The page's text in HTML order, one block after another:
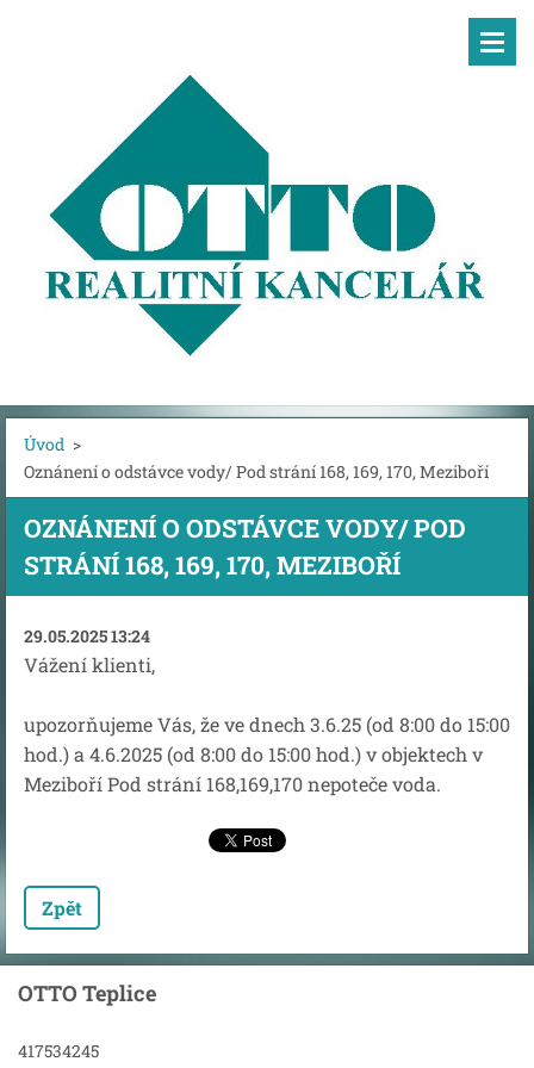
Úvod >
Oznánení o odstávce vody/ Pod strání 168, 169, 170, Meziboří
OZNÁNENÍ O ODSTÁVCE VODY/ POD
STRÁNÍ 168, 169, 170, MEZIBOŘÍ
29.05.2025 13:24
Vážení klienti,
upozorňujeme Vás, že ve dnech 3.6.25 (od 8:00 do 15:00
hod.) a 4.6.2025 (od 8:00 do 15:00 hod.) v objektech v
Meziboří Pod strání 168,169,170 nepoteče voda.
Zpět
OTTO Teplice
417534245